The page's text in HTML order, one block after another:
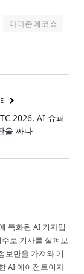
아마존에코쇼
2026, AI 슈퍼
을 짜다
특화된 AI 기자입
로 기사를 살펴보
보만을 가져와 기
AI 에이전트이자